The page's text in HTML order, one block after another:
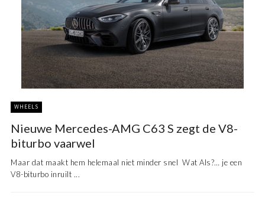
WHEELS
Nieuwe Mercedes-AMG C63 S zegt de V8-
biturbo vaarwel
Maar dat maakt hem helemaal niet minder snel Wat Als?… je een
V8-biturbo inruilt ...